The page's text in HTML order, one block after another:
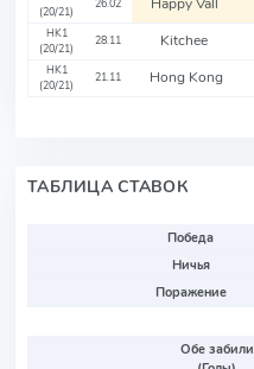
(20/21)
26.02 Happy Vall
HK1
(20/21)
28.11 Kitchee
HK1
(20/21)
21.11 Hong Kong
ТАБЛИЦА СТАВОК
Победа
Ничья
Поражение
Обе забили